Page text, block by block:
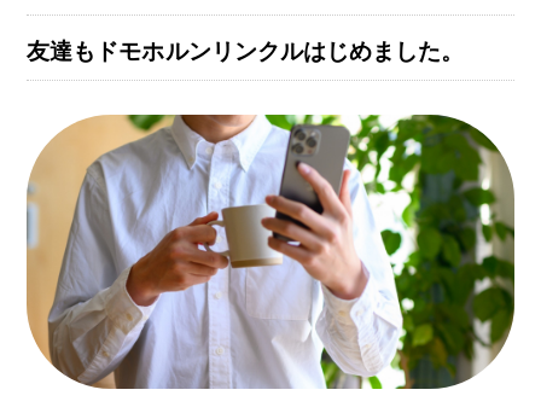
友達もドモホルンリンクルはじめました。